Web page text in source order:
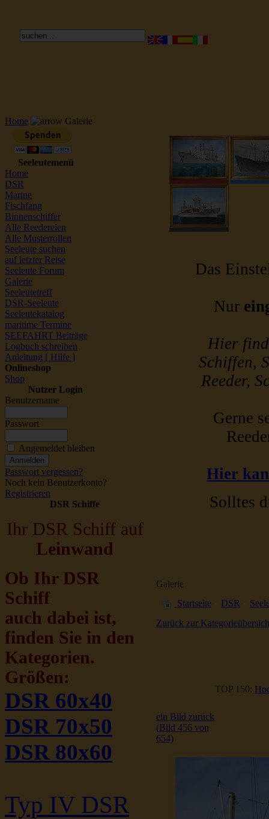
Home Galerie
Seeleutemenü
Home
DSR
Marine
Fischfang
Binnenschiffer
Alle Reedereien
Alle Musterrollen
Seeleute suchen
auf letzter Reise
Seeleute Forum
Galerie
Seeleutetreff
DSR-Seeleute
Seeleutekatalog
maritime Termine
SEEFAHRT Beiträge
Logbuch schreiben
Anleitung [ Hilfe ]
Onlineshop
Shop
Nutzer Login
Benutzername
Passwort
Angemeldet bleiben
Passwort vergessen?
Noch kein Benutzerkonto?
Registrieren
DSR Schiffe
Ihr DSR Schiff auf
Leinwand
Ob Ihr DSR
Schiff
auch dabei ist,
finden Sie in den
Kategorien.
Größen:
DSR 60x40
DSR 70x50
DSR 80x60
Typ IV DSR
Das
Nur
Hier
Schiffen,
Reeder,
Gerne
Hier
Solltes
Galerie
Startseite » DSR »
Zurück zur
TOP 150:
ein Bild zurück
(Bild 456 von
654)